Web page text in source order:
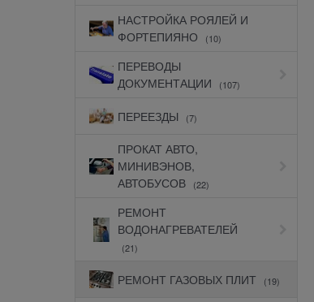
НАСТРОЙКА РОЯЛЕЙ И
ФОРТЕПИЯНО
(10)
ПЕРЕВОДЫ
ДОКУМЕНТАЦИИ
(107)
ПЕРЕЕЗДЫ (7)
ПРОКАТ АВТО,
МИНИВЭНОВ,
АВТОБУСОВ
(22)
РЕМОНТ
ВОДОНАГРЕВАТЕЛЕЙ
(21)
РЕМОНТ ГАЗОВЫХ ПЛИТ (19)